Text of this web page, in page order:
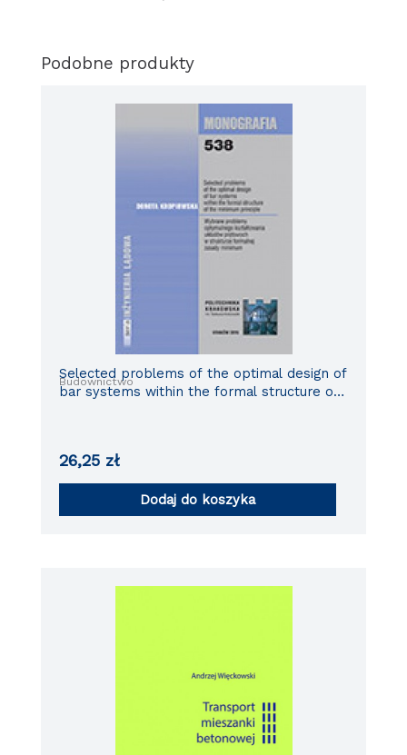
Podobne produkty
Budownictwo
Selected problems of the optimal design of
bar systems within the formal structure of
26,25 zł
Dodaj do koszyka